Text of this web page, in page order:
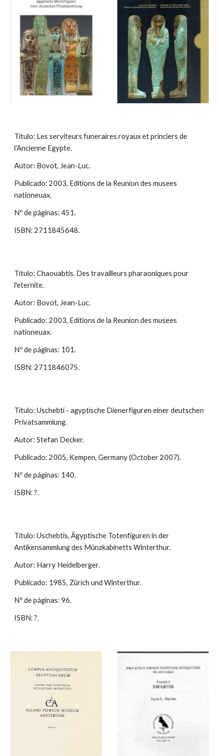
Título: Les serviteurs funeraires royaux et princiers de
l'Ancienne Egypte.
Autor: Bovot, Jean-Luc.
Publicado: 2003, Editions de la Reunion des musees
nationeuax.
Nº de páginas: 451.
ISBN: 2711845648.
Título: Chaouabtis. Des travailleurs pharaoniques pour
l'eternite.
Autor: Bovot, Jean-Luc.
Publicado: 2003, Editions de la Reunion des musees
nationeuax.
Nº de páginas: 101.
ISBN: 2711846075.
Título: Uschebti - agyptische Dienerfiguren einer deutschen
Privatsammlung.
Autor: Stefan Decker.
Publicado: 2005, Kempen, Germany (October 2007).
Nº de páginas: 140.
ISBN: ?.
Título: Uschebtis, Ägyptische Totenfiguren in der
Antikensammlung des Münzkabinetts Winterthur.
Autor: Harry Heidelberger.
Publicado: 1985, Zürich und Winterthur.
Nº de páginas: 96.
ISBN: ?.